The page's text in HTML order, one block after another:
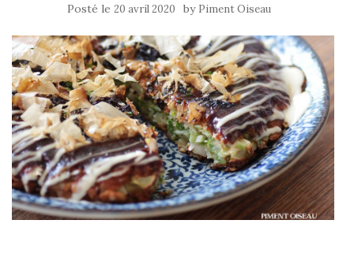
Posté le 20 avril 2020 by Piment Oiseau